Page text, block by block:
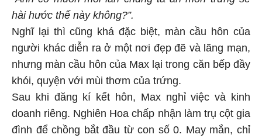
hài hước thế này không?”.
Nghĩ lại thì cũng khá đặc biệt, màn cầu hôn của
người khác diễn ra ở một nơi đẹp đẽ và lãng mạn,
nhưng màn cầu hôn của Max lại trong căn bếp đầy
khói, quyện với mùi thơm của trứng.
Sau khi đăng kí kết hôn, Max nghỉ việc và kinh
doanh riêng. Nghiên Hoa chấp nhận làm trụ cột gia
đình để chồng bắt đầu từ con số 0. May mắn, chỉ